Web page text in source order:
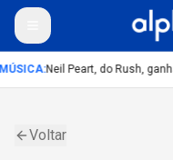
:Neil Peart, do Rush,
Voltar